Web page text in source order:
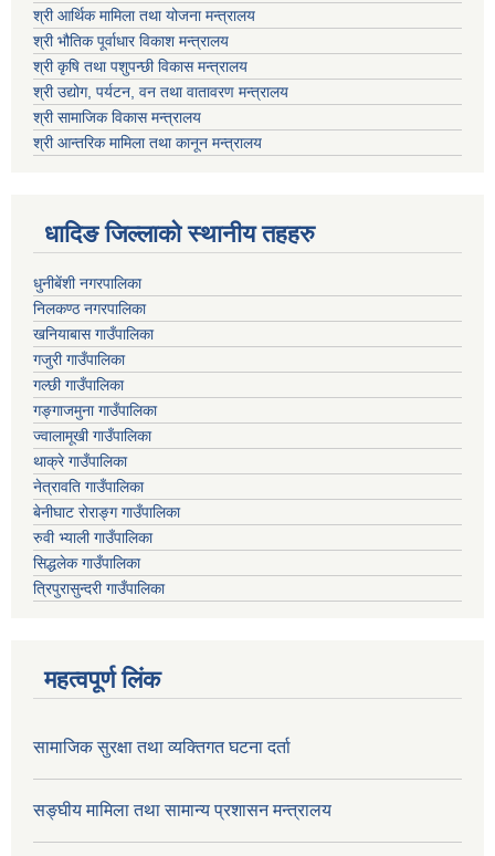
श्री आर्थिक मामिला तथा योजना मन्त्रालय
श्री भौतिक पूर्वाधार विकाश मन्त्रालय
श्री कृषि तथा पशुपन्छी विकास मन्त्रालय
श्री उद्योग, पर्यटन, वन तथा वातावरण मन्त्रालय
श्री सामाजिक विकास मन्त्रालय
श्री आन्तरिक मामिला तथा कानून मन्त्रालय
धादिङ जिल्लाकाे स्थानीय तहहरु
धुनीबेंशी नगरपालिका
निलकण्ठ नगरपालिका
खनियाबास गाउँपालिका
गजुरी गाउँपालिका
गल्छी गाउँपालिका
गङ्गाजमुना गाउँपालिका
ज्वालामूखी गाउँपालिका
थाक्रे गाउँपालिका
नेत्रावति गाउँपालिका
बेनीघाट रोराङ्ग गाउँपालिका
रुवी भ्याली गाउँपालिका
सिद्धलेक गाउँपालिका
त्रिपुरासुन्दरी गाउँपालिका
महत्वपूर्ण लिंक
सामाजिक सुरक्षा तथा व्यक्तिगत घटना दर्ता
सङ्घीय मामिला तथा सामान्य प्रशासन मन्त्रालय